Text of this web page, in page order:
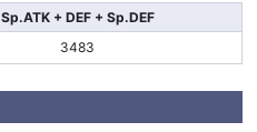
Sp.ATK + DEF + Sp.DEF
3483